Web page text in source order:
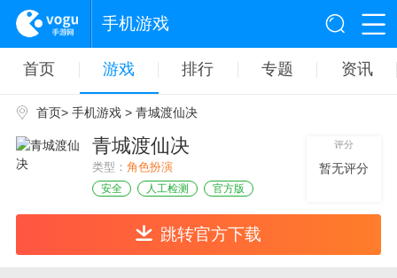
手机游戏
首页 游戏 排行 专题 资讯
首页> 手机游戏> 青城渡仙决
青城渡仙决
类型： 角色扮演
安全 人工检测 官方版
评分
暂无评分
跳转官方下载